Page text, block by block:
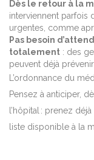
Dès le retour à la
interviennent parfois
urgentes, comme
Pas besoin
totalement : des
peuvent déjà prévenir
L’ordonnance du
Pensez à anticiper,
l’hôpital : prenez
liste disponible à la